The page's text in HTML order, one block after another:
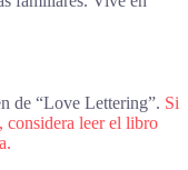
de “Love Lettering”. Si
considera leer el libro